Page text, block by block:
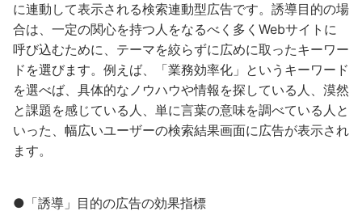
に連動して表示される検索連動型広告です。誘導目的の場
合は、一定の関心を持つ人をなるべく多くWebサイトに
呼び込むために、テーマを絞らずに広めに取ったキーワー
ドを選びます。例えば、「業務効率化」というキーワード
を選べば、具体的なノウハウや情報を探している人、漠然
と課題を感じている人、単に言葉の意味を調べている人と
いった、幅広いユーザーの検索結果画面に広告が表示され
ます。
●「誘導」目的の広告の効果指標